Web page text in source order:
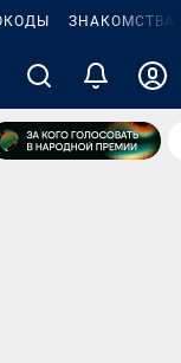
ЗНАКОМСТВА